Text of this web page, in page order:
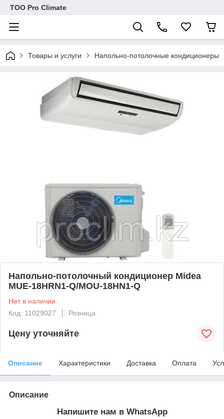
ТОО Pro Climate
Товары и услуги Напольно-потолочные кондиционеры
Напольно-потолочный кондиционер Midea
MUE-18HRN1-Q/MOU-18HN1-Q
Нет в наличии
Код: 11029027
Розница
Цену уточняйте
Описание Характеристики Доставка Оплата
Описание
Напишите нам в WhatsApp